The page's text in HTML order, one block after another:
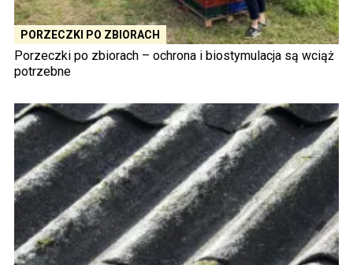
PORZECZKI PO ZBIORACH
Porzeczki po zbiorach – ochrona i biostymulacja są wciąż
potrzebne